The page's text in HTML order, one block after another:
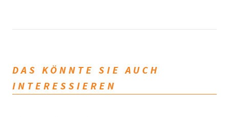
DAS KÖNNTE SIE AUCH
INTERESSIEREN